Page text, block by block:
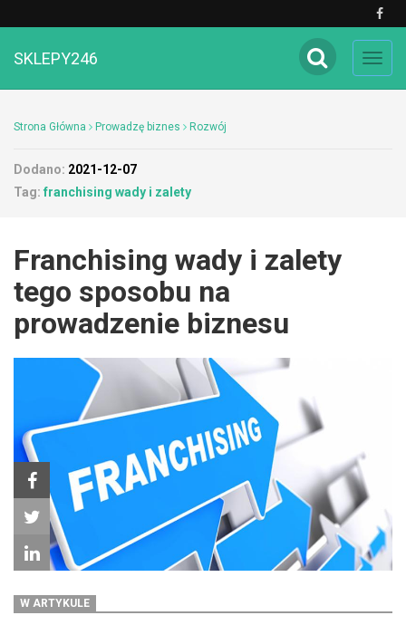
SKLEPY246
Strona Główna Prowadzę biznes Rozwój
Dodano: 2021-12-07
Tag: franchising wady i zalety
Franchising wady i zalety
tego sposobu na
prowadzenie biznesu
W ARTYKULE